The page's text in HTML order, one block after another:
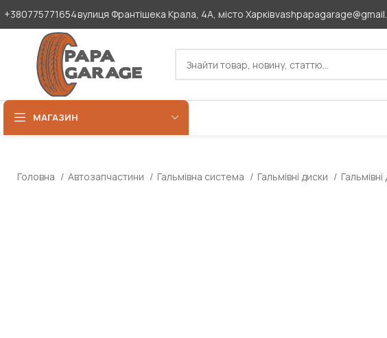
+380775771654вулиця Франтішека Крала, 4А, місто Харків
МАГАЗИН
Головна Автозапчастини Гальмівна система Гальмівні диски